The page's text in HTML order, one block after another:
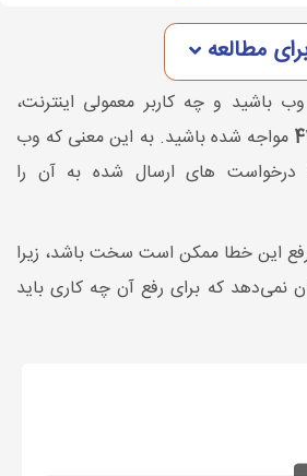
مطالعه
باشید و چه کاربر معمولی اینترنت،
مواجه شده باشید. به این معنی که وب
درخواست های ارسال شده به آن را
این خطا ممکن است سخت باشد، زیرا
نمی‌دهد که برای رفع آن چه کاری باید